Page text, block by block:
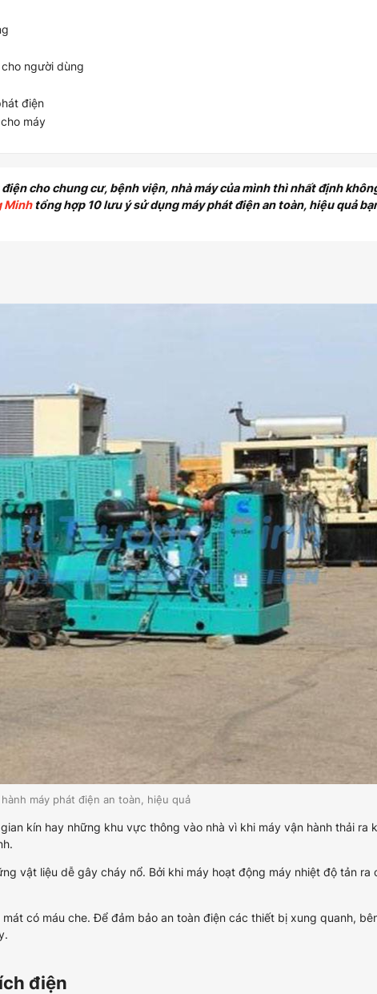
người dùng
điện
máy
cho chung cư, bệnh viện, nhà máy của mình thì nhất định
Minhtổng hợp 10 lưu ý sử dụng máy phát điện an toàn, hiệu quả
hành máy phát điện an toàn, hiệu quả
kín hay những khu vực thông vào nhà vì khi máy vận hành thải ra
vật liệu dễ gây cháy nổ. Bởi khi máy hoạt động máy nhiệt độ tản ra
có máu che. Để đảm bảo an toàn điện các thiết bị xung quanh,
điện